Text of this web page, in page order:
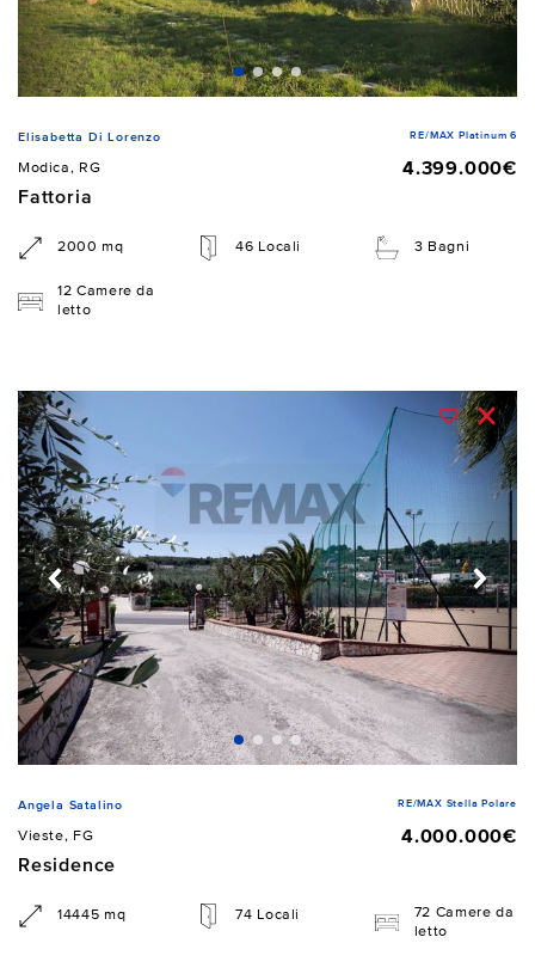
Elisabetta Di Lorenzo RE/MAX Platinum 6
Modica, RG
4.399.000€
Fattoria
2000 mq 46 Locali 3 Bagni
12 Camere da
letto
Angela Satalino RE/MAX Stella Polare
Vieste, FG
4.000.000€
Residence
14445 mq 74 Locali
72 Camere da
letto